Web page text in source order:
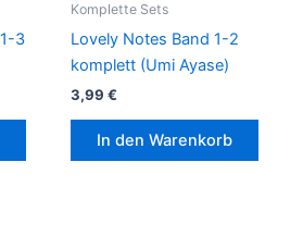
3
Komplette Sets
Lovely Notes Band 1-2
komplett (Umi Ayase)
3,99 €
In den Warenkorb